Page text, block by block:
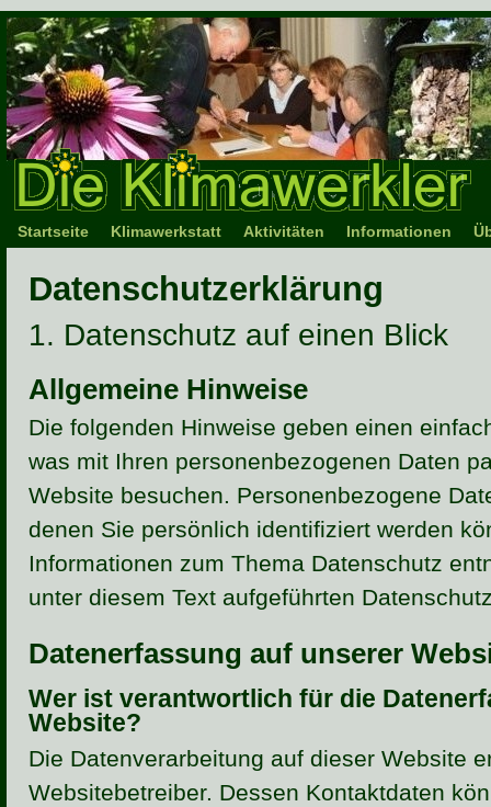
Startseite Klimawerkstatt Aktivitäten Informationen
Datenschutzerklärung
1. Datenschutz auf einen Blick
Allgemeine Hinweise
Die folgenden Hinweise geben einen
was mit Ihren personenbezogenen Daten
Website besuchen. Personenbezogene
denen Sie persönlich identifiziert werden
Informationen zum Thema Datenschutz
unter diesem Text aufgeführten
Datenerfassung auf unserer
Wer ist verantwortlich für die
Website?
Die Datenverarbeitung auf dieser Website
Websitebetreiber. Dessen Kontaktdaten